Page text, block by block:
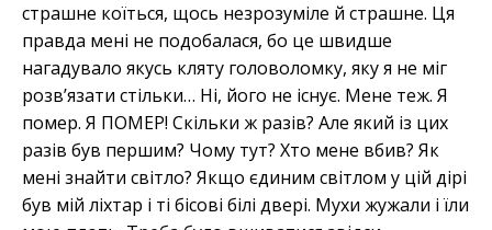
страшне коїться, щось незрозуміле й страшне. Ця
правда мені не подобалася, бо це швидше
нагадувало якусь кляту головоломку, яку я не міг
розв’язати стільки… Ні, його не існує. Мене теж. Я
помер. Я ПОМЕР! Скільки ж разів? Але який із цих
разів був першим? Чому тут? Хто мене вбив? Як
мені знайти світло? Якщо єдиним світлом у цій дірі
був мій ліхтар і ті бісові білі двері. Мухи жужали і їли